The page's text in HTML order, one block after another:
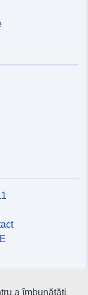
a îmbunătăți